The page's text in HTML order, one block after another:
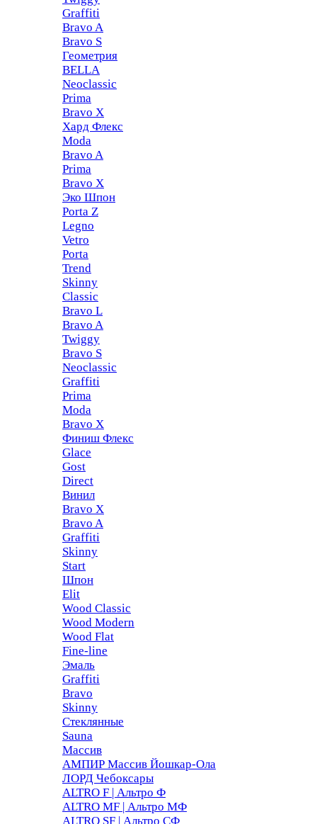
Graffiti
Bravo A
Bravo S
Геометрия
BELLA
Neoclassic
Prima
Bravo X
Хард Флекс
Moda
Bravo A
Prima
Bravo X
Эко Шпон
Porta Z
Legno
Vetro
Porta
Trend
Skinny
Classic
Bravo L
Bravo A
Twiggy
Bravo S
Neoclassic
Graffiti
Prima
Moda
Bravo X
Финиш Флекс
Glace
Gost
Direct
Винил
Bravo X
Bravo A
Graffiti
Skinny
Start
Шпон
Elit
Wood Classic
Wood Modern
Wood Flat
Fine-line
Эмаль
Graffiti
Bravo
Skinny
Стеклянные
Sauna
Массив
АМПИР Массив Йошкар-Ола
ЛОРД Чебоксары
ALTRO F | Альтро Ф
ALTRO MF | Альтро МФ
ALTRO SF | Альтро СФ